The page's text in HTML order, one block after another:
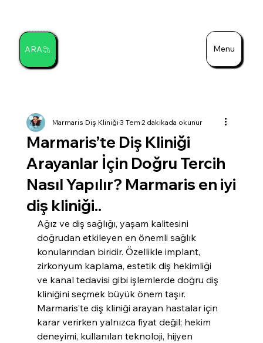
Menu
ARA
Marmaris’te Diş Kliniği
Arayanlar İçin Doğru Tercih
Nasıl Yapılır? Marmaris en iyi
diş kliniği..
Marmaris Diş Kliniği3 Tem2 dakikada okunur
Ağız ve diş sağlığı, yaşam kalitesini
doğrudan etkileyen en önemli sağlık
konularından biridir. Özellikle implant,
zirkonyum kaplama, estetik diş hekimliği
ve kanal tedavisi gibi işlemlerde doğru diş
kliniğini seçmek büyük önem taşır.
Marmaris’te diş kliniği arayan hastalar için
karar verirken yalnızca fiyat değil; hekim
deneyimi, kullanılan teknoloji, hijyen